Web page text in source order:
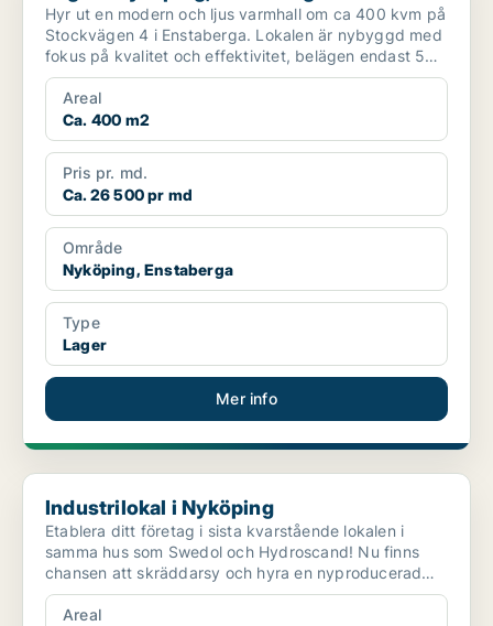
Hyr ut en modern och ljus varmhall om ca 400 kvm på
Stockvägen 4 i Enstaberga. Lokalen är nybyggd med
fokus på kvalitet och effektivitet, belägen endast 5
mi...
Areal
Ca. 400 m2
Pris pr. md.
Ca. 26 500 pr md
Område
Nyköping, Enstaberga
Type
Lager
Mer info
Industrilokal i Nyköping
Industrilokal i Nyköping
Etablera ditt företag i sista kvarstående lokalen i
samma hus som Swedol och Hydroscand! Nu finns
chansen att skräddarsy och hyra en nyproducerad
lokal på...
Areal